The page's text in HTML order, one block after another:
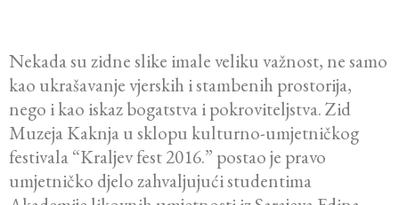
Nekada su zidne slike imale veliku važnost, ne samo
kao ukrašavanje vjerskih i stambenih prostorija,
nego i kao iskaz bogatstva i pokroviteljstva. Zid
Muzeja Kaknja u sklopu kulturno-umjetničkog
festivala “Kraljev fest 2016.” postao je pravo
umjetničko djelo zahvaljujući studentima